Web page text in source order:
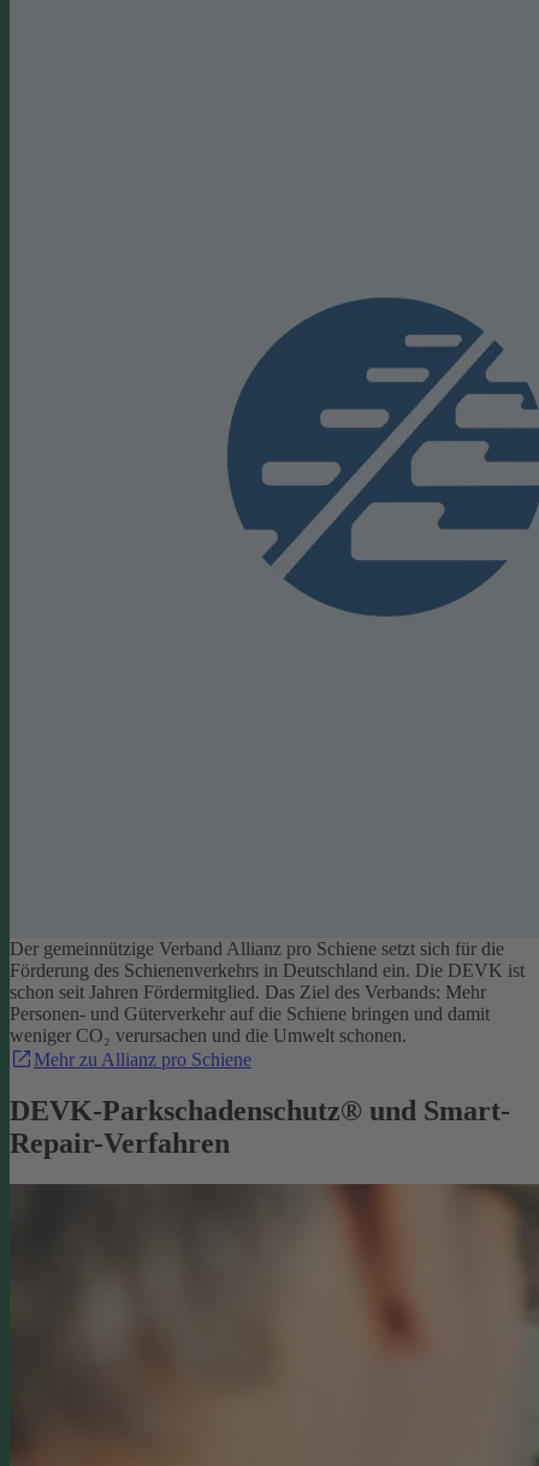
Der gemeinnützige Verband Allianz pro Schiene setzt sich für die
Förderung des Schienenverkehrs in Deutschland ein. Die DEVK ist
schon seit Jahren Fördermitglied. Das Ziel des Verbands: Mehr
Personen- und Güterverkehr auf die Schiene bringen und damit
weniger CO₂ verursachen und die Umwelt schonen.
Mehr zu Allianz pro Schiene
DEVK-Parkschadenschutz® und Smart-
Repair-Verfahren